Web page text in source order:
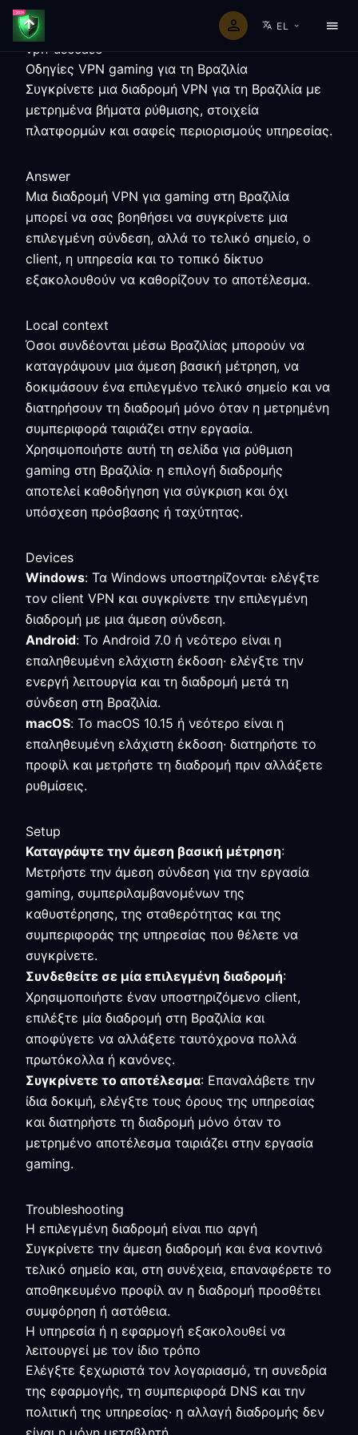
EL
vpn-usecase
Οδηγίες VPN gaming για τη Βραζιλία
Συγκρίνετε μια διαδρομή VPN για τη Βραζιλία με
μετρημένα βήματα ρύθμισης, στοιχεία
πλατφορμών και σαφείς περιορισμούς υπηρεσίας.
Answer
Μια διαδρομή VPN για gaming στη Βραζιλία
μπορεί να σας βοηθήσει να συγκρίνετε μια
επιλεγμένη σύνδεση, αλλά το τελικό σημείο, ο
client, η υπηρεσία και το τοπικό δίκτυο
εξακολουθούν να καθορίζουν το αποτέλεσμα.
Local context
Όσοι συνδέονται μέσω Βραζιλίας μπορούν να
καταγράψουν μια άμεση βασική μέτρηση, να
δοκιμάσουν ένα επιλεγμένο τελικό σημείο και να
διατηρήσουν τη διαδρομή μόνο όταν η μετρημένη
συμπεριφορά ταιριάζει στην εργασία.
Χρησιμοποιήστε αυτή τη σελίδα για ρύθμιση
gaming στη Βραζιλία· η επιλογή διαδρομής
αποτελεί καθοδήγηση για σύγκριση και όχι
υπόσχεση πρόσβασης ή ταχύτητας.
Devices
Windows: Τα Windows υποστηρίζονται· ελέγξτε
τον client VPN και συγκρίνετε την επιλεγμένη
διαδρομή με μια άμεση σύνδεση.
Android: Το Android 7.0 ή νεότερο είναι η
επαληθευμένη ελάχιστη έκδοση· ελέγξτε την
ενεργή λειτουργία και τη διαδρομή μετά τη
σύνδεση στη Βραζιλία.
macOS: Το macOS 10.15 ή νεότερο είναι η
επαληθευμένη ελάχιστη έκδοση· διατηρήστε το
προφίλ και μετρήστε τη διαδρομή πριν αλλάξετε
ρυθμίσεις.
Setup
Καταγράψτε την άμεση βασική μέτρηση:
Μετρήστε την άμεση σύνδεση για την εργασία
gaming, συμπεριλαμβανομένων της
καθυστέρησης, της σταθερότητας και της
συμπεριφοράς της υπηρεσίας που θέλετε να
συγκρίνετε.
Συνδεθείτε σε μία επιλεγμένη διαδρομή:
Χρησιμοποιήστε έναν υποστηριζόμενο client,
επιλέξτε μία διαδρομή στη Βραζιλία και
αποφύγετε να αλλάξετε ταυτόχρονα πολλά
πρωτόκολλα ή κανόνες.
Συγκρίνετε το αποτέλεσμα: Επαναλάβετε την
ίδια δοκιμή, ελέγξτε τους όρους της υπηρεσίας
και διατηρήστε τη διαδρομή μόνο όταν το
μετρημένο αποτέλεσμα ταιριάζει στην εργασία
gaming.
Troubleshooting
Η επιλεγμένη διαδρομή είναι πιο αργή
Συγκρίνετε την άμεση διαδρομή και ένα κοντινό
τελικό σημείο και, στη συνέχεια, επαναφέρετε το
αποθηκευμένο προφίλ αν η διαδρομή προσθέτει
συμφόρηση ή αστάθεια.
Η υπηρεσία ή η εφαρμογή εξακολουθεί να
λειτουργεί με τον ίδιο τρόπο
Ελέγξτε ξεχωριστά τον λογαριασμό, τη συνεδρία
της εφαρμογής, τη συμπεριφορά DNS και την
πολιτική της υπηρεσίας· η αλλαγή διαδρομής δεν